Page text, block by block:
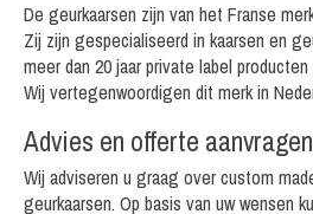
De geurkaarsen zijn van het Franse
Zij zijn gespecialiseerd in kaarsen en
meer dan 20 jaar private label
Wij vertegenwoordigen dit merk in
Advies en offerte aanvragen
Wij adviseren u graag over custom
geurkaarsen. Op basis van uw wensen